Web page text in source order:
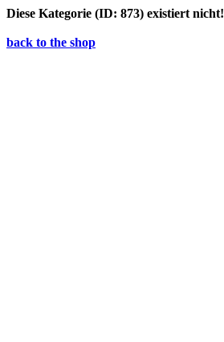
Diese Kategorie (ID: 873) existiert nicht!
back to the shop